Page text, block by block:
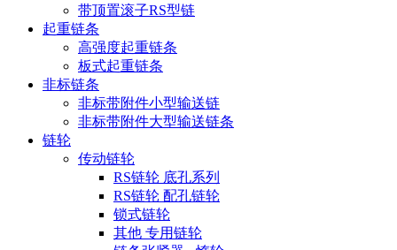
带顶置滚子RS型链
起重链条
高强度起重链条
板式起重链条
非标链条
非标带附件小型输送链
非标带附件大型输送链条
链轮
传动链轮
RS链轮 底孔系列
RS链轮 配孔链轮
锁式链轮
其他 专用链轮